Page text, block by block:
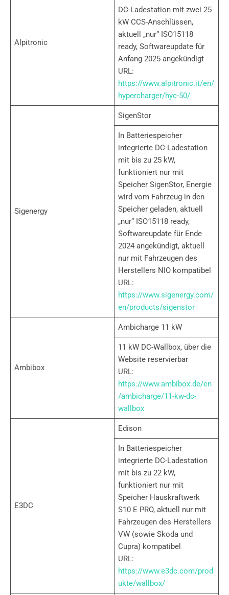
Alpitronic
DC-Ladestation mit zwei 25
kW CCS-Anschlüssen,
aktuell „nur“ ISO15118
ready, Softwareupdate für
Anfang 2025 angekündigt
URL:
https://www.alpitronic.it/en/
hypercharger/hyc-50/
Sigenergy
SigenStor
In Batteriespeicher
integrierte DC-Ladestation
mit bis zu 25 kW,
funktioniert nur mit
Speicher SigenStor, Energie
wird vom Fahrzeug in den
Speicher geladen, aktuell
„nur“ ISO15118 ready,
Softwareupdate für Ende
2024 angekündigt, aktuell
nur mit Fahrzeugen des
Herstellers NIO kompatibel
URL:
https://www.sigenergy.com/
en/products/sigenstor
Ambibox
Ambicharge 11 kW
11 kW DC-Wallbox, über die
Website reservierbar
URL:
https://www.ambibox.de/en
/ambicharge/11-kw-dc-
wallbox
E3DC
Edison
In Batteriespeicher
integrierte DC-Ladestation
mit bis zu 22 kW,
funktioniert nur mit
Speicher Hauskraftwerk
S10 E PRO, aktuell nur mit
Fahrzeugen des Herstellers
VW (sowie Skoda und
Cupra) kompatibel
URL:
https://www.e3dc.com/prod
ukte/wallbox/